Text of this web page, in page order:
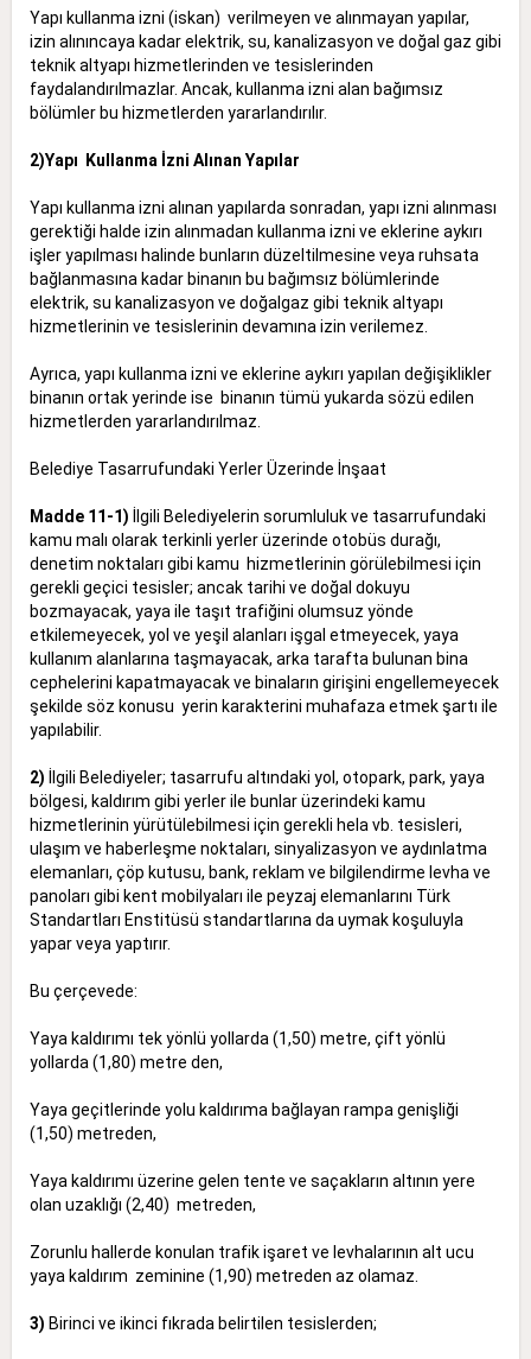
Yapı kullanma izni (iskan) verilmeyen ve alınmayan yapılar,
izin alınıncaya kadar elektrik, su, kanalizasyon ve doğal gaz gibi
teknik altyapı hizmetlerinden ve tesislerinden
faydalandırılmazlar. Ancak, kullanma izni alan bağımsız
bölümler bu hizmetlerden yararlandırılır.
2)Yapı Kullanma İzni Alınan Yapılar
Yapı kullanma izni alınan yapılarda sonradan, yapı izni alınması
gerektiği halde izin alınmadan kullanma izni ve eklerine aykırı
işler yapılması halinde bunların düzeltilmesine veya ruhsata
bağlanmasına kadar binanın bu bağımsız bölümlerinde
elektrik, su kanalizasyon ve doğalgaz gibi teknik altyapı
hizmetlerinin ve tesislerinin devamına izin verilemez.
Ayrıca, yapı kullanma izni ve eklerine aykırı yapılan değişiklikler
binanın ortak yerinde ise binanın tümü yukarda sözü edilen
hizmetlerden yararlandırılmaz.
Belediye Tasarrufundaki Yerler Üzerinde İnşaat
Madde 11-1) İlgili Belediyelerin sorumluluk ve tasarrufundaki
kamu malı olarak terkinli yerler üzerinde otobüs durağı,
denetim noktaları gibi kamu hizmetlerinin görülebilmesi için
gerekli geçici tesisler; ancak tarihi ve doğal dokuyu
bozmayacak, yaya ile taşıt trafiğini olumsuz yönde
etkilemeyecek, yol ve yeşil alanları işgal etmeyecek, yaya
kullanım alanlarına taşmayacak, arka tarafta bulunan bina
cephelerini kapatmayacak ve binaların girişini engellemeyecek
şekilde söz konusu yerin karakterini muhafaza etmek şartı ile
yapılabilir.
2) İlgili Belediyeler; tasarrufu altındaki yol, otopark, park, yaya
bölgesi, kaldırım gibi yerler ile bunlar üzerindeki kamu
hizmetlerinin yürütülebilmesi için gerekli hela vb. tesisleri,
ulaşım ve haberleşme noktaları, sinyalizasyon ve aydınlatma
elemanları, çöp kutusu, bank, reklam ve bilgilendirme levha ve
panoları gibi kent mobilyaları ile peyzaj elemanlarını Türk
Standartları Enstitüsü standartlarına da uymak koşuluyla
yapar veya yaptırır.
Bu çerçevede:
Yaya kaldırımı tek yönlü yollarda (1,50) metre, çift yönlü
yollarda (1,80) metre den,
Yaya geçitlerinde yolu kaldırıma bağlayan rampa genişliği
(1,50) metreden,
Yaya kaldırımı üzerine gelen tente ve saçakların altının yere
olan uzaklığı (2,40) metreden,
Zorunlu hallerde konulan trafik işaret ve levhalarının alt ucu
yaya kaldırım zeminine (1,90) metreden az olamaz.
3) Birinci ve ikinci fıkrada belirtilen tesislerden;